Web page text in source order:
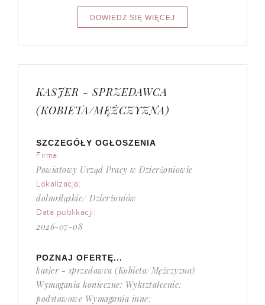
KASJER - SPRZEDAWCA
(KOBIETA/MĘŻCZYZNA)
SZCZEGÓŁY OGŁOSZENIA
Firma:
Powiatowy Urząd Pracy w Dzierżoniowie
Lokalizacja:
dolnośląskie/ Dzierżoniów
Data publikacji:
2026-07-08
POZNAJ OFERTĘ...
kasjer - sprzedawca (Kobieta/Mężczyzna)
Wymagania konieczne: Wykształcenie:
podstawowe Wymagania inne: